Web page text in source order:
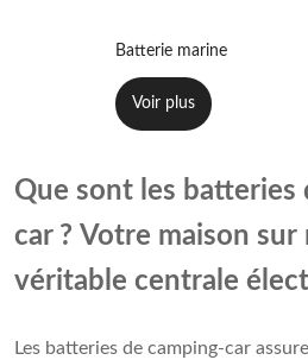
Batterie marine
Voir plus
Que sont les batteries
car ? Votre maison sur
véritable centrale
Les batteries de camping-car